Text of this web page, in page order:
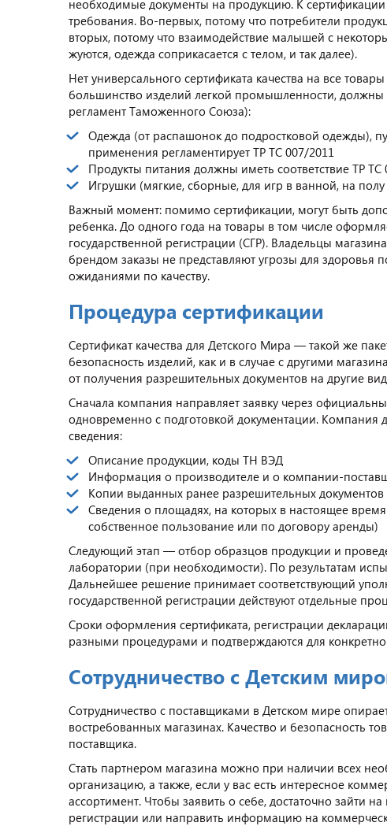
необходимые документы на продукцию. К сертификации
требования. Во-первых, потому что потребители
вторых, потому что взаимодействие малышей с
жуются, одежда соприкасается с телом, и так далее).
Нет универсального сертификата качества на все
большинство изделий легкой промышленности, должны
регламент Таможенного Союза):
Одежда (от распашонок до подростковой одежды),
применения регламентирует ТР ТС 007/2011
Продукты питания должны иметь соответствие ТР ТС
Игрушки (мягкие, сборные, для игр в ванной, на полу
Важный момент: помимо сертификации, могут быть
ребенка. До одного года на товары в том числе
государственной регистрации (СГР). Владельцы
брендом заказы не представляют угрозы для здоровья
ожиданиями по качеству.
Процедура сертификации
Сертификат качества для Детского Мира — такой же
безопасность изделий, как и в случае с другими
от получения разрешительных документов на другие
Сначала компания направляет заявку через
одновременно с подготовкой документации. Компания
сведения:
Описание продукции, коды ТН ВЭД
Информация о производителе и о компании-
Копии выданных ранее разрешительных
Сведения о площадях, на которых в настоящее
собственное пользование или по договору аренды)
Следующий этап — отбор образцов продукции и
лаборатории (при необходимости). По результатам
Дальнейшее решение принимает соответствующий
государственной регистрации действуют отдельные
Сроки оформления сертификата, регистрации
разными процедурами и подтверждаются для
Сотрудничество с Детским
Сотрудничество с поставщиками в Детском мире
востребованных магазинах. Качество и безопасность
поставщика.
Стать партнером магазина можно при наличии всех
организацию, а также, если у вас есть интересное
ассортимент. Чтобы заявить о себе, достаточно зайти
регистрации или направить информацию на